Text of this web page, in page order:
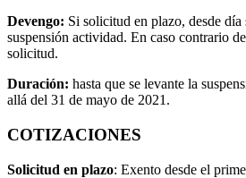
Devengo: Si solicitud en plazo, desde
suspensión actividad. En caso contrario
solicitud.
Duración: hasta que se levante la
allá del 31 de mayo de 2021.
COTIZACIONES
Solicitud en plazo: Exento desde el